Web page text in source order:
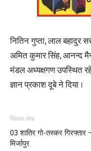
नितिन गुप्ता, लाल बहादुर
अमित कुमार सिंह, आनन्द
मंडल अध्यक्षगण उपस्थित रहे
ज्ञान प्रकाश दूबे ने दिया ।
पिछला लेख
03 शातिर गो-तस्कर गिरफ्तार
मिर्जापुर